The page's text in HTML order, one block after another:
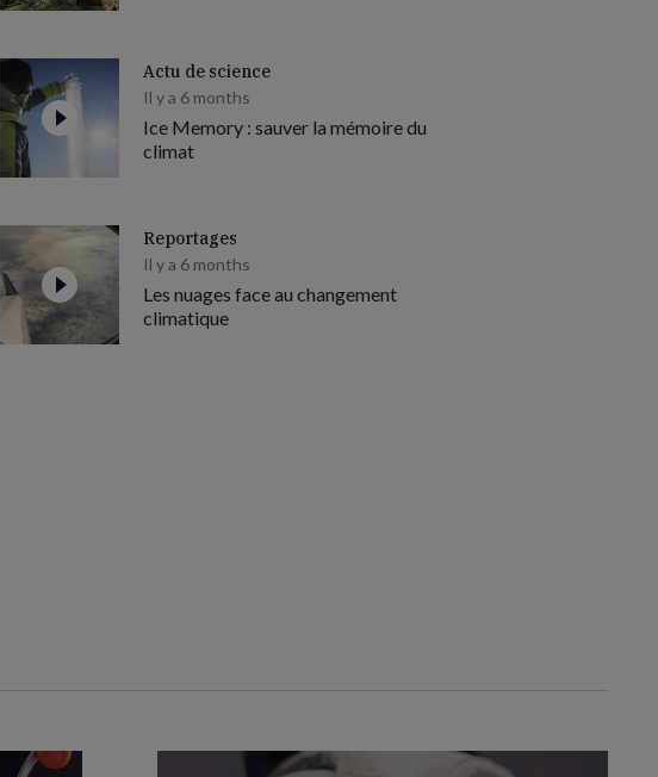
Actu de science
Il y a 6 months
Ice Memory : sauver la mémoire du
climat
Reportages
Il y a 6 months
Les nuages face au changement
climatique